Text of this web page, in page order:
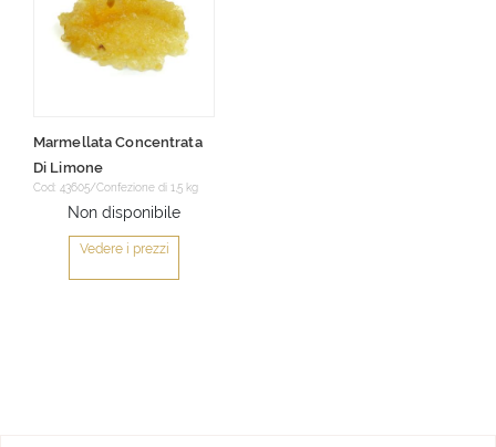
Marmellata Concentrata
Di Limone
Cod: 43605/Confezione di 1,5 kg
Non disponibile
Vedere i prezzi